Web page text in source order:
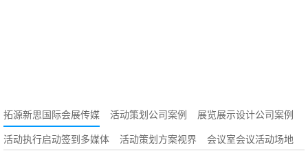
拓源新思国际会展传媒 活动策划公司案例
展览展示设计公司案例
活动执行启动签到多媒体
活动策划方案视界 会议室会议活动场地